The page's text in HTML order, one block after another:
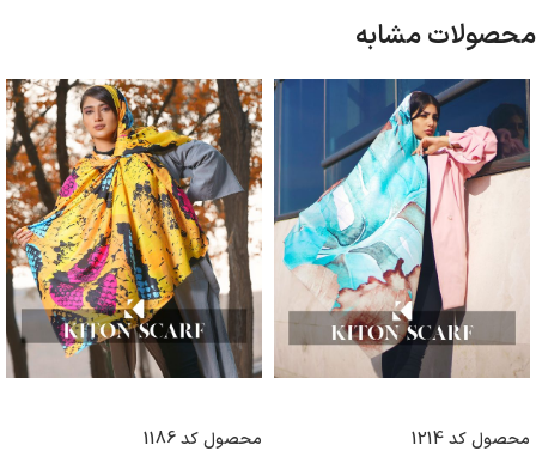
محصولات مشابه
محصول کد 1214
محصول کد 1186